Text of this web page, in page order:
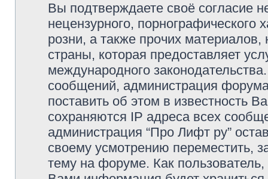
Вы подтверждаете своё согласие
нецензурного, порнографического
розни, а также прочих
страны, которая предоставляет
международного
сообщений, администрация
поставить об этом в известность
сохраняются IP адреса всех
администрация “Про Лифт ру”
своему усмотрению переместить,
тему на форуме. Как